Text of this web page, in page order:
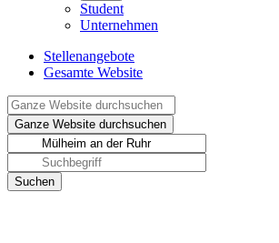
Student
Unternehmen
Stellenangebote
Gesamte Website